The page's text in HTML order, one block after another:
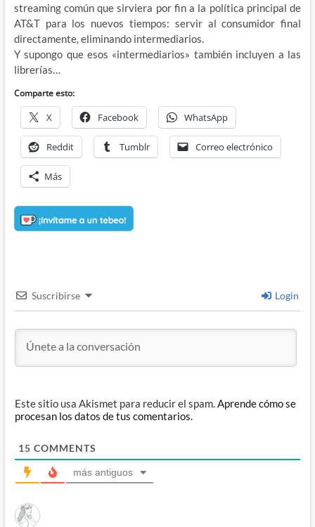
streaming común que sirviera por fin a la política principal de
AT&T para los nuevos tiempos: servir al consumidor final
directamente, eliminando intermediarios.
Y supongo que esos «intermediarios» también incluyen a las
librerías…
Comparte esto:
X Facebook WhatsApp
Reddit Tumblr Correo electrónico
Más
Suscribirse Login
Este sitio usa Akismet para reducir el spam.Aprende cómo se
procesan los datos de tus comentarios.
15 COMMENTS
más antiguos